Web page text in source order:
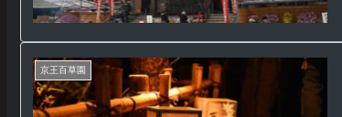
京王百草園